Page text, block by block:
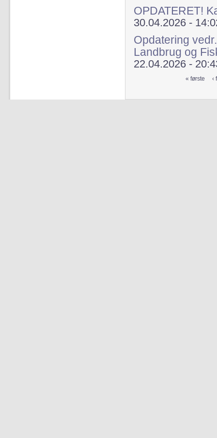
OPDATERET!
30.04.2026 -
Opdatering
Landbrug og
22.04.2026 -
« første ‹